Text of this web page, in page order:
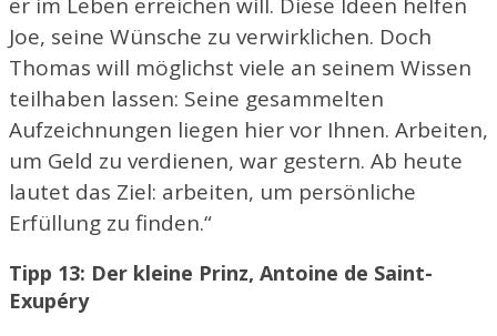
er im Leben erreichen will. Diese Ideen helfen
Joe, seine Wünsche zu verwirklichen. Doch
Thomas will möglichst viele an seinem Wissen
teilhaben lassen: Seine gesammelten
Aufzeichnungen liegen hier vor Ihnen. Arbeiten,
um Geld zu verdienen, war gestern. Ab heute
lautet das Ziel: arbeiten, um persönliche
Erfüllung zu finden.“
Tipp 13: Der kleine Prinz, Antoine de Saint-
Exupéry